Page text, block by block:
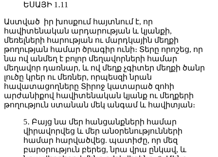
ԵՍԱՅԻ 1․11
Աստված իր խոսքում հայտնում է, որ
հավիտենական արդարության և կյանքի,
մեռելների հարության ու մարդկային մեղքի
թողության համար ծրագիր ունի։ Տերը որոշեց, որ
նա ով անմեղ է բոլոր մեղավորների համար
մեղավոր դառնար, և ով մեղք չգիտեր մեղքի ծանր
լուծը կրեր ու մեռներ, որպեսզի նրան
հավատացողները Տիրոջ կատարած զոհի
արժանիքով հավիտենական կյանք ու մեղքերի
թողություն ստանան մեկ անգամ և հավիտյան։
5․ Բայց նա մեր հանցանքների համար
վիրավորվեց և մեր անօրենությունների
համար հարվածվեց. պատիժը, որ մեզ
բարօրություն բերեց, նրա վրա ընկավ, և